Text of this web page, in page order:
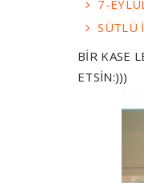
7-
SÜTLÜ
BİR KASE
ETSİN:)))